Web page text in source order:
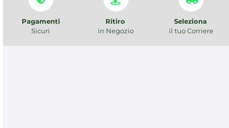
Pagamenti
Sicuri
Ritiro
in Negozio
Seleziona
il tuo Corriere